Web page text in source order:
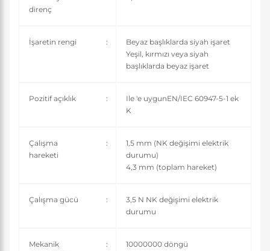
direnç
İşaretin rengi :
Beyaz başlıklarda siyah işaret
Yeşil, kırmızı veya siyah
başlıklarda beyaz işaret
Pozitif açıklık :
Ile 'e uygunEN/IEC 60947-5-1 ek
K
Çalışma
hareketi
:
1,5 mm (NK değişimi elektrik
durumu)
4,3 mm (toplam hareket)
Çalışma gücü :
3,5 N NK değişimi elektrik
durumu
Mekanik
: 10000000 döngü